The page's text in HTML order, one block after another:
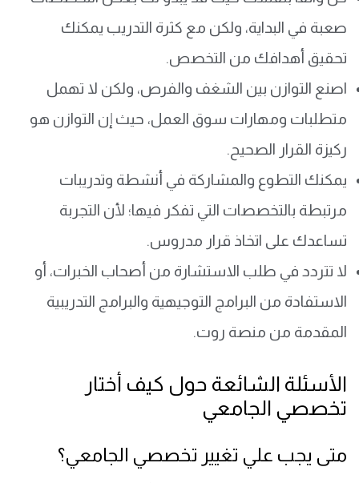
صعبة في البداية، ولكن مع كثرة التدريب يمكنك
تحقيق أهدافك من التخصص.
اصنع التوازن بين الشغف والفرص، ولكن لا تهمل
متطلبات ومهارات سوق العمل، حيث إن التوازن هو
ركيزة القرار الصحيح.
يمكنك التطوع والمشاركة في أنشطة وتدريبات
مرتبطة بالتخصصات التي تفكر فيها؛ لأن التجربة
تساعدك على اتخاذ قرار مدروس.
لا تتردد في طلب الاستشارة من أصحاب الخبرات، أو
الاستفادة من البرامج التوجيهية والبرامج التدريبية
المقدمة من منصة روت.
الأسئلة الشائعة حول كيف أختار
تخصصي الجامعي
متى يجب علي تغيير تخصصي الجامعي؟